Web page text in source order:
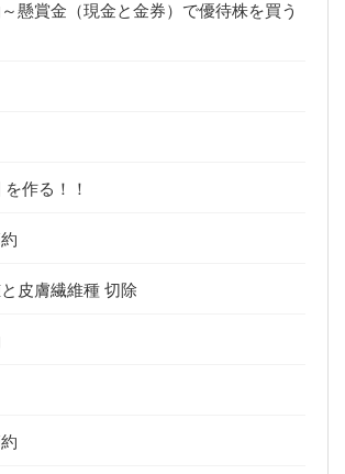
懸賞金（現金と金券）で優待株を買う
作る！！
皮膚繊維種 切除